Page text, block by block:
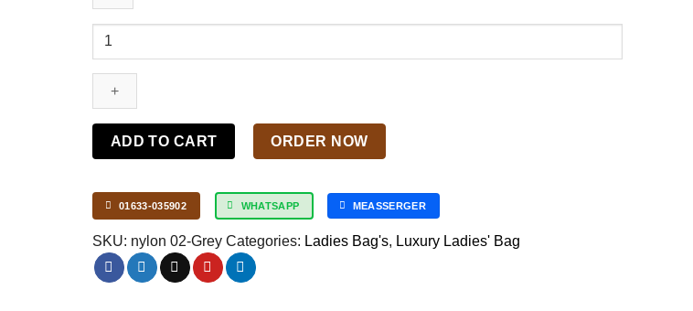
999.00৳ .650.00৳ .
New
Nylon
Cloth
Cowhide
Shoulder
quantity
ADD TO CART ORDER NOW
01633-035902 WHATSAPP MEASSERGER
SKU: nylon 02-Grey Categories: Ladies Bag's, Luxury Ladies' Bag